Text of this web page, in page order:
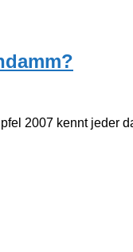
2007 kennt jeder